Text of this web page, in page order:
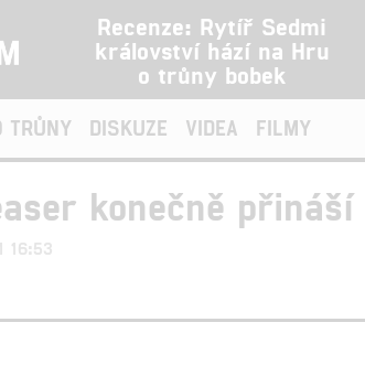
Recenze: Rytíř Sedmi
království hází na Hru
o trůny bobek
TRŮNY DISKUZE VIDEA FILMY
konečně
16:53